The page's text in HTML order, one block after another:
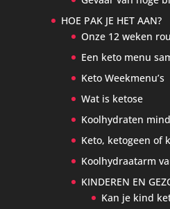
HOE PAK JE HET AAN?
Onze 12 weken
Een keto menu
Keto Weekmenu’s
Wat is ketose
Koolhydraten
Keto, ketogeen of
Koolhydraatarm
KINDEREN EN
Kan je kind